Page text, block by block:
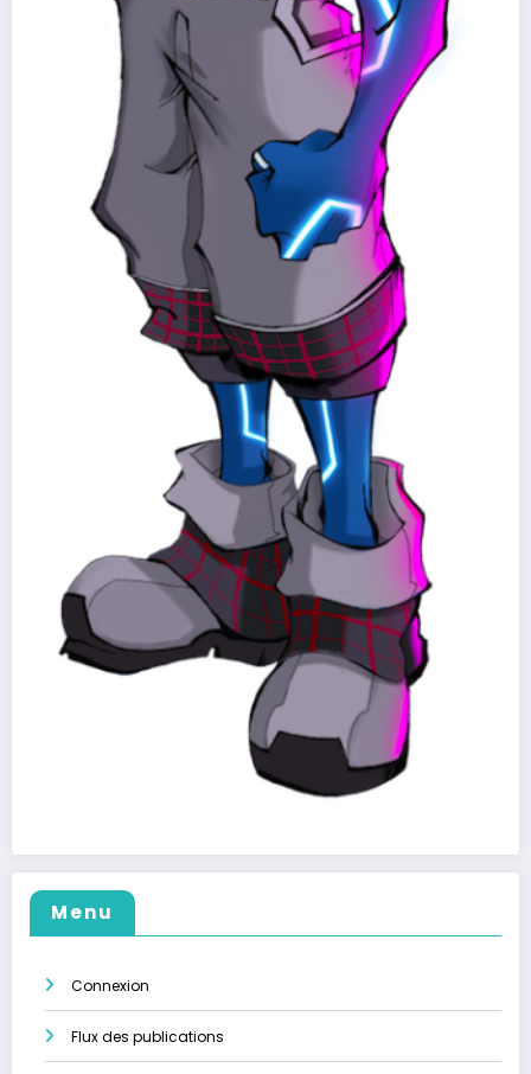
Menu
Connexion
Flux des publications